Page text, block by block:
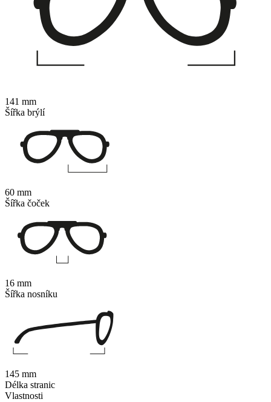
Vlastnosti
141 mm
Šířka brýlí
60 mm
Šířka čoček
16 mm
Šířka nosníku
145 mm
Délka stranic